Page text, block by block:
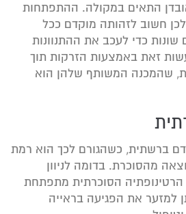
התאים במקולה. ההתפתחות
חשוב לזהותה מוקדם ככל
כדי לעכב את ההתנוונות
זאת באמצעות הזרקות תוך
שהמכנה המשותף שלהן הוא
ברשתית, כשהגורם לכך הוא רמת
מהסוכרת. בדומה לניוון
הרטינופתיה הסוכרתית מתפתחת
למזער את הפגיעה בראייה